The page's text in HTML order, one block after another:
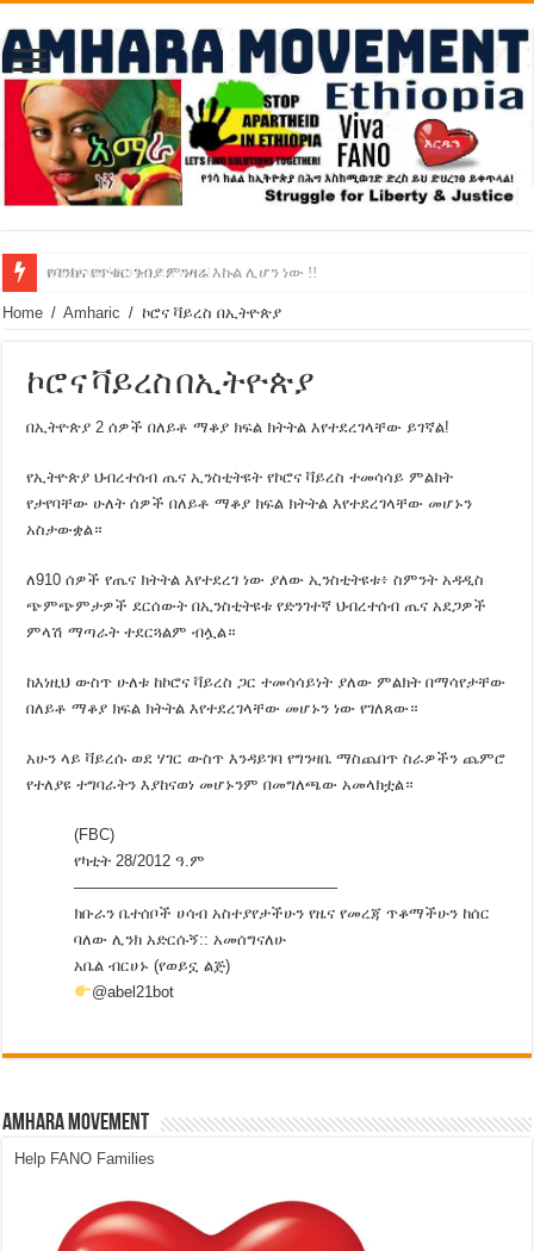
የባንክና የጥቁር ገብያ ምንዛሬ እኩል ሊሆን ነው !!
አሸንፈናል ! እንኳን ደስ አለን!
Home / Amharic / ኮሮና ቫይረስ በኢትዮጵያ
ኮሮና ቫይረስ በኢትዮጵያ
በኢትዮጵያ 2 ሰዎች በለይቶ ማቆያ ክፍል ክትትል እየተደረገላቸው ይገኛል!
የኢትዮጵያ ህብረተሰብ ጤና ኢንስቲትዩት የኮሮና ቫይረስ ተመሳሳይ ምልክት
የታየባቸው ሁለት ሰዎች በለይቶ ማቆያ ክፍል ክትትል እየተደረገላቸው መሆኑን
አስታውቋል።
ለ910 ሰዎች የጤና ክትትል እየተደረገ ነው ያለው ኢንስቲትዩቱ፥ ስምንት አዳዲስ
ጭምጭምታዎች ደርሰውት በኢንስቲትዩቱ የድንገተኛ ህብረተሰብ ጤና አደጋዎች
ምላሽ ማጣራት ተደርጓልም ብሏል።
ከእነዚህ ውስጥ ሁለቱ ከኮሮና ቫይረስ ጋር ተመሳሳይነት ያለው ምልክት በማሳየታቸው
በለይቶ ማቆያ ክፍል ክትትል እየተደረገላቸው መሆኑን ነው የገለጸው።
አሁን ላይ ቫይረሱ ወደ ሃገር ውስጥ እንዳይገባ የግንዛቤ ማስጨበጥ ስራዎችን ጨምሮ
የተለያዩ ተግባራትን እያከናወነ መሆኑንም በመግለጫው አመላክቷል።
(FBC)
የካቲት 28/2012 ዓ.ም
—————————————————
ክቡራን ቤተሰቦች ሀሳብ አስተያየታችሁን የዜና የመረጃ ጥቆማችሁን ከሰር
ባለው ሊንክ አድርሱኝ:: አመሰግናለሁ
አቤል ብርሀኑ (የወይኗ ልጅ)
@abel21bot
Amhara Movement
Help FANO Families